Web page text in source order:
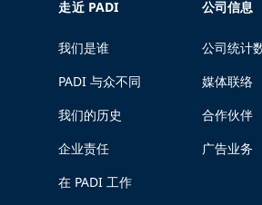
走近 PADI
我们是谁
PADI 与众不同
我们的历史
企业责任
在 PADI 工作
公司信息
公司统计
媒体联络
合作伙伴
广告业务